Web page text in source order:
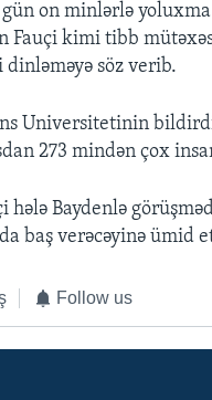
on minlərlə yoluxma
Fauçi kimi tibb
söz verib.
Universitetinin
273 mindən çox
hələ Baydenlə
baş verəcəyinə ümid
Follow us